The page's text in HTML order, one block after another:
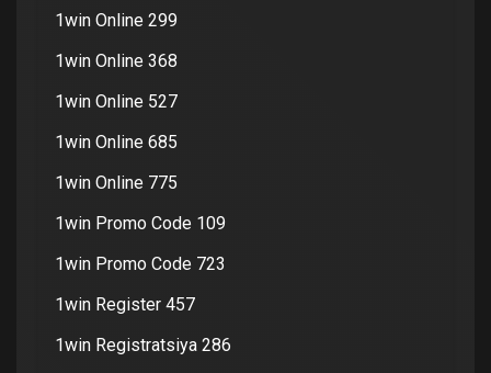
1win Online 299
1win Online 368
1win Online 527
1win Online 685
1win Online 775
1win Promo Code 109
1win Promo Code 723
1win Register 457
1win Registratsiya 286